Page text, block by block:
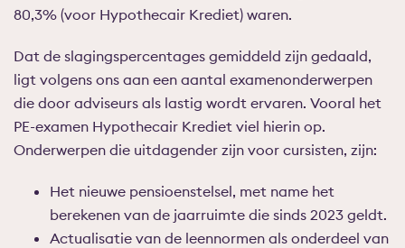
80,3% (voor Hypothecair Krediet) waren.
Dat de slagingspercentages gemiddeld zijn gedaald,
ligt volgens ons aan een aantal examenonderwerpen
die door adviseurs als lastig wordt ervaren. Vooral het
PE-examen Hypothecair Krediet viel hierin op.
Onderwerpen die uitdagender zijn voor cursisten, zijn:
Het nieuwe pensioenstelsel, met name het
berekenen van de jaarruimte die sinds 2023 geldt.
Actualisatie van de leennormen als onderdeel van